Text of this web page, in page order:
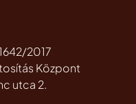
2017
Központ
utca 2.